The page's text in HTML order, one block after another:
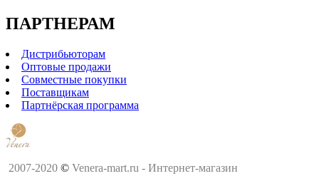
ПАРТНЕРАМ
Дистрибьюторам
Оптовые продажи
Совместные покупки
Поставщикам
Партнёрская программа
2007-2020 © Venera-mart.ru - Интернет-магазин